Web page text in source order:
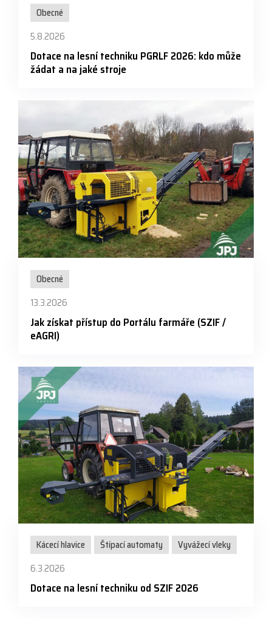
Obecné
5.8.2026
Dotace na lesní techniku PGRLF 2026: kdo může
žádat a na jaké stroje
Obecné
13.3.2026
Jak získat přístup do Portálu farmáře (SZIF /
eAGRI)
Kácecí hlavice Štípací automaty
Vyvážecí vleky
6.3.2026
Dotace na lesní techniku od SZIF 2026